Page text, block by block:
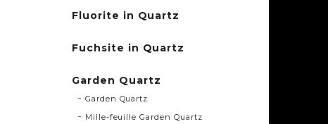
Fluorite in Quartz
Fuchsite in Quartz
Garden Quartz
Garden Quartz
Mille-feuille Garden Quartz